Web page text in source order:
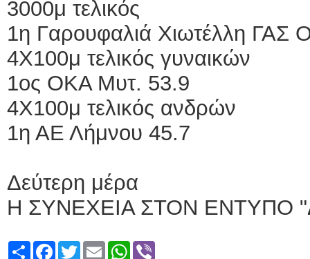
3000μ τελικός
1η Γαρουφαλιά Χιωτέλλη
4Χ100μ τελικός γυναικών
1ος ΟΚΑ Μυτ. 53.9
4Χ100μ τελικός ανδρών
1η ΑΕ Λήμνου 45.7
Δεύτερη μέρα
Η ΣΥΝΕΧΕΙΑ ΣΤΟΝ ΕΝΤΥΠΟ
ShareFacebook
TwitterEmailWhatsApp